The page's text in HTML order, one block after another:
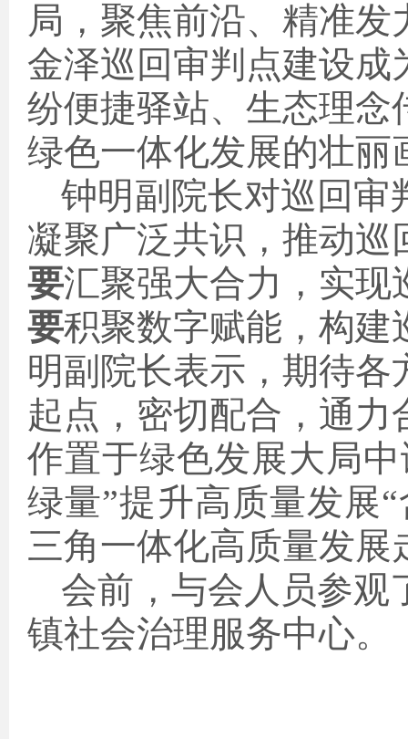
局，聚焦前沿、 精准发
金泽巡回审判点建设
纷便捷驿站、生态理念
绿色一体化发展的壮丽
钟明副院长对巡回审
凝聚广泛共识，推动
要汇聚强大合力，实现
要积聚数字赋能，构建
明副院长表示， 期待各
起点，密切配合，通
作置于绿色发展大局
绿量”提升高质量发展
三角一体化高质量发展
会前，与会人员参观
镇社会治理服务中心。